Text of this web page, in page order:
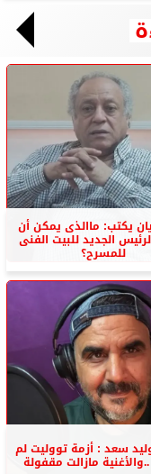
يكتب: ماالذى يمكن أن
الجديد للبيت الفنى
للمسرح؟
سعد : أزمة تووليت لم
مازالت مقفولة